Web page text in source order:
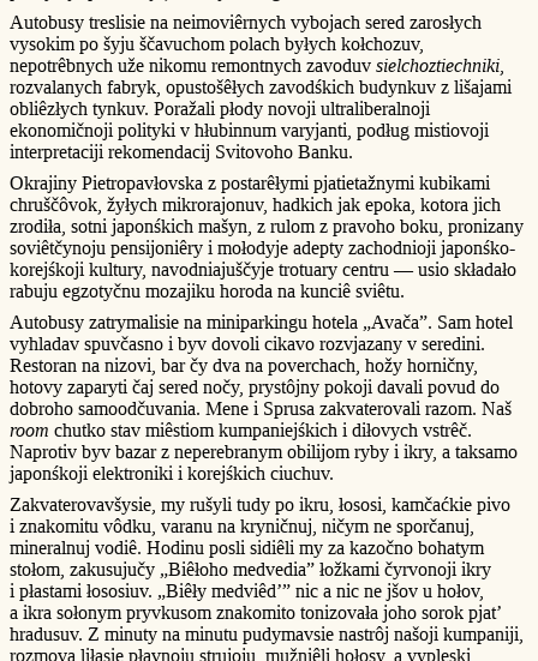
Autobusy treslisie na neimoviêrnych vybojach sered zarosłych
vysokim po šyju ščavuchom polach byłych kołchozuv,
nepotrêbnych uže nikomu remontnych zavoduv sielchoztiechniki
rozvalanych fabryk, opustošêłych zavodśkich budynkuv z lišajami
obliêzłych tynkuv. Poražali płody novoji ultraliberalnoji
ekonomičnoji polityki v hłubinnum varyjanti, podług mistiovoji
interpretaciji rekomendacij Svitovoho Banku.
Okrajiny Pietropavłovska z postarêłymi pjatietažnymi kubikami
chruščôvok, žyłych mikrorajonuv, hadkich jak epoka, kotora jich
zrodiła, sotni japonśkich mašyn, z rulom z pravoho boku, pronizany
soviêtčynoju pensijoniêry i mołodyje adepty zachodnioji japonśko-
korejśkoji kultury, navodniajuščyje trotuary centru — usio składało
rabuju egzotyčnu mozajiku horoda na kunciê sviêtu.
Autobusy zatrymalisie na miniparkingu hotela „Avača”. Sam hotel
vyhladav spuvčasno i byv dovoli cikavo rozvjazany v seredini.
Restoran na nizovi, bar čy dva na poverchach, hožy horničny,
hotovy zaparyti čaj sered nočy, prystôjny pokoji davali povud do
dobroho samoodčuvania. Mene i Sprusa zakvaterovali razom. Naš
room chutko stav miêstiom kumpaniejśkich i diłovych vstrêč.
Naprotiv byv bazar z neperebranym obilijom ryby i ikry, a taksamo
japonśkoji elektroniki i korejśkich ciuchuv.
Zakvaterovavšysie, my rušyli tudy po ikru, łososi, kamčaćkie pivo
i znakomitu vôdku, varanu na kryničnuj, ničym ne sporčanuj,
mineralnuj vodiê. Hodinu posli sidiêli my za kazočno bohatym
stołom, zakusujučy „Biêłoho medvedia” łožkami čyrvonoji ikry
i płastami łososiuv. „Biêły medviêd’” nic a nic ne jšov u hołov,
a ikra sołonym pryvkusom znakomito tonizovała joho sorok pjat’
hradusuv. Z minuty na minutu pudymavsie nastrôj našoji kumpaniji,
rozmova liłasie płavnoju strujoju, mužniêli hołosy, a vypleski